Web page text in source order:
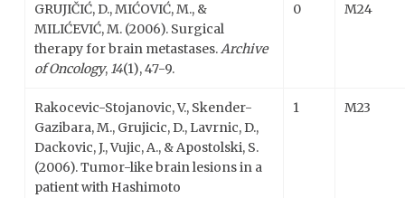
GRUJIČIĆ, D., MIĆOVIĆ, M., &
MILIĆEVIĆ, M. (2006). Surgical
therapy for brain metastases.Archive
of Oncology, 14(1), 47-9.
0 M24
Rakocevic-Stojanovic, V., Skender-
Gazibara, M., Grujicic, D., Lavrnic, D.,
Dackovic, J., Vujic, A., & Apostolski, S.
(2006). Tumor-like brain lesions in a
patient with Hashimoto
1 M23